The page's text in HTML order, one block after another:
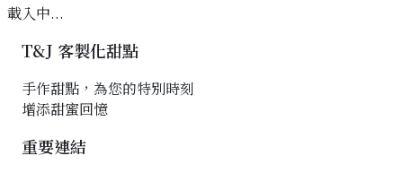
載入中...
T&J 客製化甜點
手作甜點，為您的特別時刻
增添甜蜜回憶
重要連結